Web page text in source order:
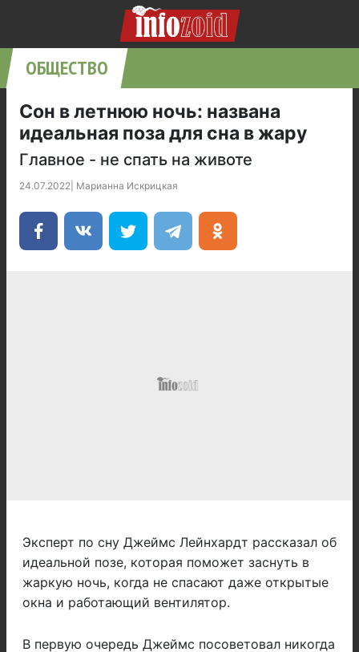
ОБЩЕСТВО
Сон в летнюю ночь: названа
идеальная поза для сна в жару
Главное - не спать на животе
24.07.2022 Марианна Искрицкая
Эксперт по сну Джеймс Лейнхардт рассказал об
идеальной позе, которая поможет заснуть в
жаркую ночь, когда не спасают даже открытые
окна и работающий вентилятор.
В первую очередь Джеймс посоветовал никогда